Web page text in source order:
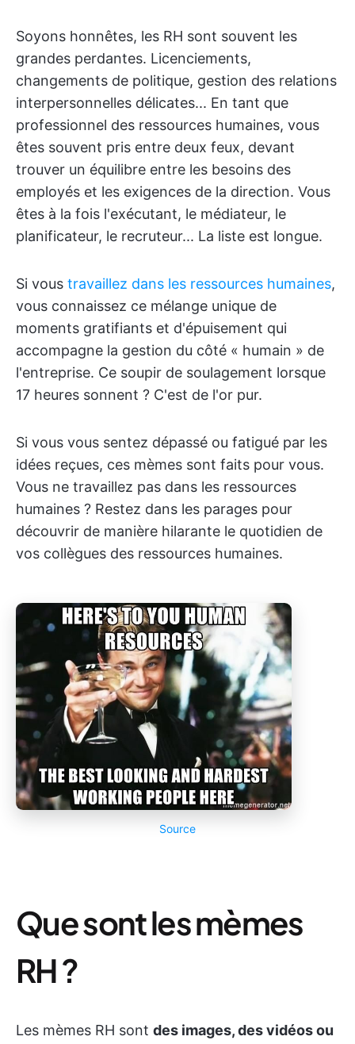
Soyons honnêtes, les RH sont souvent les
grandes perdantes. Licenciements,
changements de politique, gestion des relations
interpersonnelles délicates... En tant que
professionnel des ressources humaines, vous
êtes souvent pris entre deux feux, devant
trouver un équilibre entre les besoins des
employés et les exigences de la direction. Vous
êtes à la fois l'exécutant, le médiateur, le
planificateur, le recruteur... La liste est longue.
Si vous travaillez dans les ressources humaines,
vous connaissez ce mélange unique de
moments gratifiants et d'épuisement qui
accompagne la gestion du côté « humain » de
l'entreprise. Ce soupir de soulagement lorsque
17 heures sonnent ? C'est de l'or pur.
Si vous vous sentez dépassé ou fatigué par les
idées reçues, ces mèmes sont faits pour vous.
Vous ne travaillez pas dans les ressources
humaines ? Restez dans les parages pour
découvrir de manière hilarante le quotidien de
vos collègues des ressources humaines.
Source
Que sont les mèmes
RH ?
Les mèmes RH sont des images, des vidéos ou